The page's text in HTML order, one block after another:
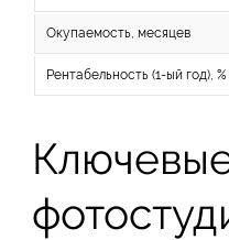
Окупаемость, месяцев
Рентабельность (1-ый год), %